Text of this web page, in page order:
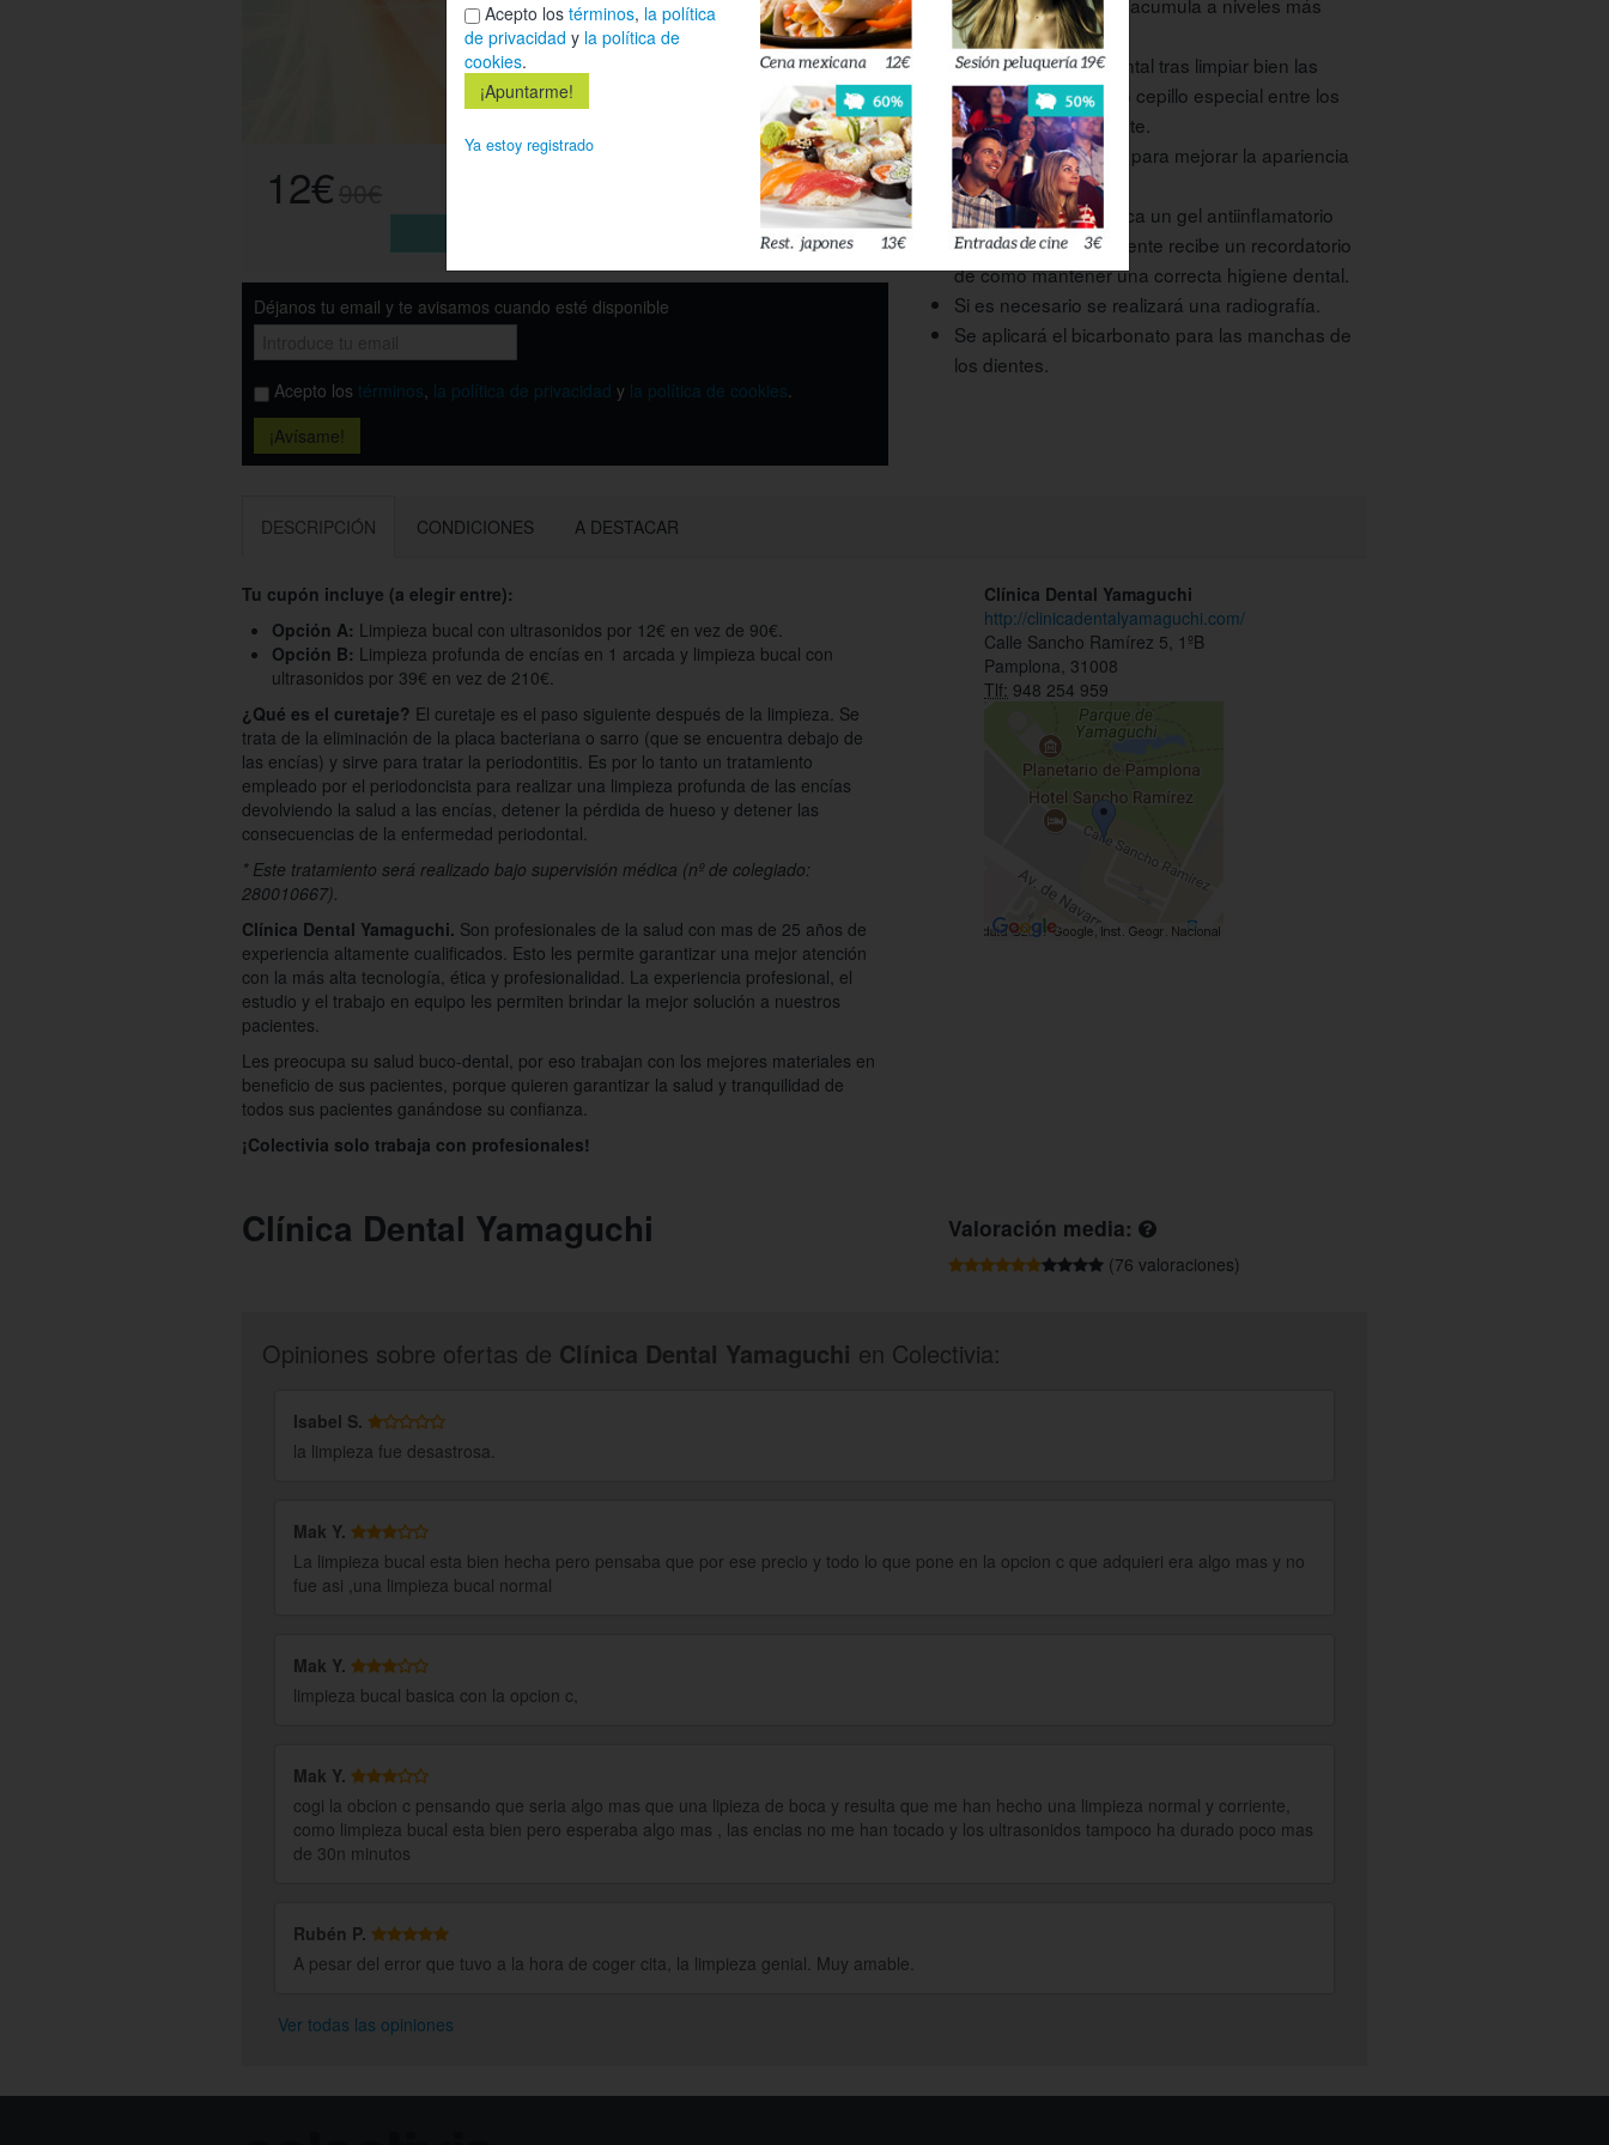
12€ 87%
Esta oferta ya no está activa
Déjanos tu email y te avisamos cuando esté disponible
Acepto los términos, la política de privacidad y la política de cookies.
altos.
Utilización de hilo dental tras limpiar bien las
encías y un pequeño cepillo especial entre los
huecos de cada diente.
Pulido de los dientes para mejorar la apariencia
de la sonrisa.
Para finalizar, se aplica un gel antiinflamatorio
para encías y el paciente recibe un recordatorio
de cómo mantener una correcta higiene dental.
Si es necesario se realizará una radiografía.
Se aplicará el bicarbonato para las manchas de
los dientes.
DESCRIPCIÓN CONDICIONES A DESTACAR
Tu cupón incluye (a elegir entre):
Opción A: Limpieza bucal con ultrasonidos por 12€ en vez de 90€.
Opción B: Limpieza profunda de encías en 1 arcada y limpieza bucal con
ultrasonidos por 39€ en vez de 210€.
¿Qué es el curetaje? El curetaje es el paso siguiente después de la limpieza. Se
trata de la eliminación de la placa bacteriana o sarro (que se encuentra debajo de
las encías) y sirve para tratar la periodontitis. Es por lo tanto un tratamiento
empleado por el periodoncista para realizar una limpieza profunda de las encías
devolviendo la salud a las encías, detener la pérdida de hueso y detener las
consecuencias de la enfermedad periodontal.
* Este tratamiento será realizado bajo supervisión médica (nº de colegiado:
280010667).
Clínica Dental Yamaguchi. Son profesionales de la salud con mas de 25 años de
experiencia altamente cualificados. Esto les permite garantizar una mejor atención
con la más alta tecnología, ética y profesionalidad. La experiencia profesional, el
estudio y el trabajo en equipo les permiten brindar la mejor solución a nuestros
pacientes.
Les preocupa su salud buco-dental, por eso trabajan con los mejores materiales en
beneficio de sus pacientes, porque quieren garantizar la salud y tranquilidad de
todos sus pacientes ganándose su confianza.
¡Colectivia solo trabaja con profesionales!
Clínica Dental Yamaguchi
http://clinicadentalyamaguchi.com/
Calle Sancho Ramírez 5, 1ºB
Pamplona, 31008
Tlf: 948 254 959
Clínica Dental Yamaguchi Valoración media:
(76 valoraciones)
Opiniones sobre ofertas de Clínica Dental Yamaguchi en Colectivia:
Isabel S.
la limpieza fue desastrosa.
Mak Y.
La limpieza bucal esta bien hecha pero pensaba que por ese precio y todo lo que pone en la opcion c que adquieri era algo mas y no
fue asi ,una limpieza bucal normal
Mak Y.
limpieza bucal basica con la opcion c,
Mak Y.
cogi la obcion c pensando que seria algo mas que una lipieza de boca y resulta que me han hecho una limpieza normal y corriente,
como limpieza bucal esta bien pero esperaba algo mas , las encias no me han tocado y los ultrasonidos tampoco ha durado poco mas
de 30n minutos
Rubén P.
A pesar del error que tuvo a la hora de coger cita, la limpieza genial. Muy amable.
Ver todas las opiniones
Acepto los términos, la política
de privacidad y la política de
cookies.
Ya estoy registrado